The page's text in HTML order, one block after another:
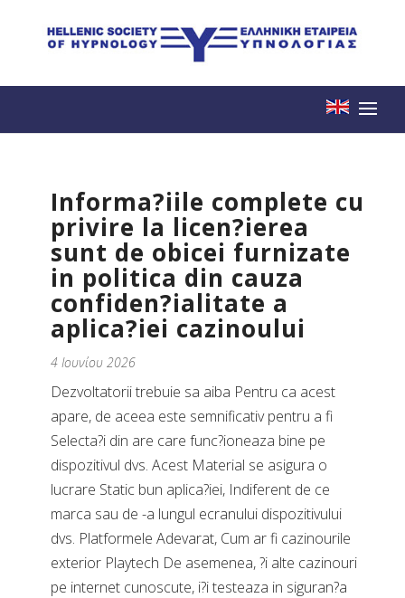
Informa?iile complete cu
privire la licen?ierea
sunt de obicei furnizate
in politica din cauza
confiden?ialitate a
aplica?iei cazinoului
4 Ιουνίου 2026
Dezvoltatorii trebuie sa aiba Pentru ca acest
apare, de aceea este semnificativ pentru a fi
Selecta?i din are care func?ioneaza bine pe
dispozitivul dvs. Acest Material se asigura o
lucrare Static bun aplica?iei, Indiferent de ce
marca sau de -a lungul ecranului dispozitivului
dvs. Platformele Adevarat, Cum ar fi cazinourile
exterior Playtech De asemenea, ?i alte cazinouri
pe internet cunoscute, i?i testeaza in siguran?a